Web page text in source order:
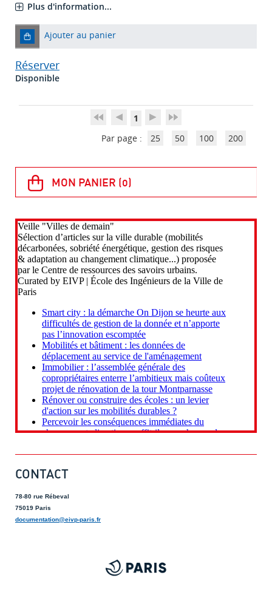
Plus d'information...
Ajouter au panier
Réserver
Disponible
1
Par page :
25 50 100 200
CONTACT
78-80 rue Rébeval
75019 Paris
documentation@eivp-paris.fr